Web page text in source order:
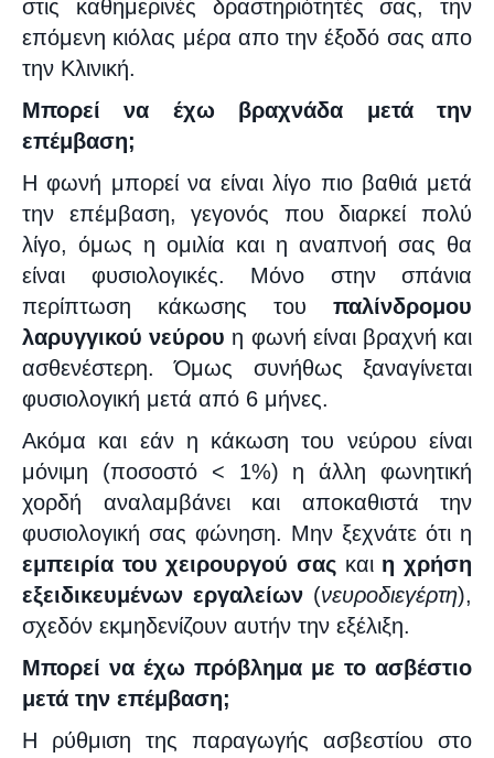
στις καθημερινές δραστηριότητές σας, την
επόμενη κιόλας μέρα απο την έξοδό σας απο
την Κλινική.
Μπορεί να έχω βραχνάδα μετά την
επέμβαση;
Η φωνή μπορεί να είναι λίγο πιο βαθιά μετά
την επέμβαση, γεγονός που διαρκεί πολύ
λίγο, όμως η ομιλία και η αναπνοή σας θα
είναι φυσιολογικές. Μόνο στην σπάνια
περίπτωση κάκωσης του παλίνδρομου
λαρυγγικού νεύρου η φωνή είναι βραχνή και
ασθενέστερη. Όμως συνήθως ξαναγίνεται
φυσιολογική μετά από 6 μήνες.
Ακόμα και εάν η κάκωση του νεύρου είναι
μόνιμη (ποσοστό < 1%) η άλλη φωνητική
χορδή αναλαμβάνει και αποκαθιστά την
φυσιολογική σας φώνηση. Μην ξεχνάτε ότι η
εμπειρία του χειρουργού σας και η χρήση
εξειδικευμένων εργαλείων (νευροδιεγέρτη),
σχεδόν εκμηδενίζουν αυτήν την εξέλιξη.
Μπορεί να έχω πρόβλημα με το ασβέστιο
μετά την επέμβαση;
Η ρύθμιση της παραγωγής ασβεστίου στο